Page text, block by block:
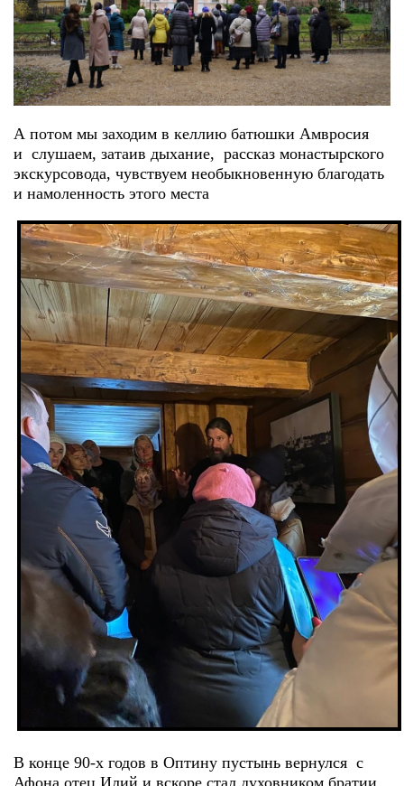
А потом мы заходим в келлию батюшки Амвросия
и слушаем, затаив дыхание, рассказ монастырского
экскурсовода, чувствуем необыкновенную благодать
и намоленность этого места
В конце 90-х годов в Оптину пустынь вернулся с
Афона отец Илий и вскоре стал духовником братии